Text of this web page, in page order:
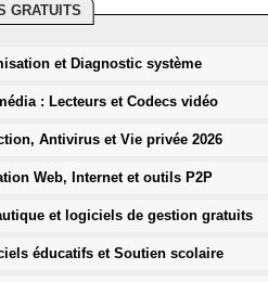
GRATUITS
et Diagnostic système
: Lecteurs et Codecs vidéo
Antivirus et Vie privée 2026
Web, Internet et outils P2P
et logiciels de gestion gratuits
éducatifs et Soutien scolaire